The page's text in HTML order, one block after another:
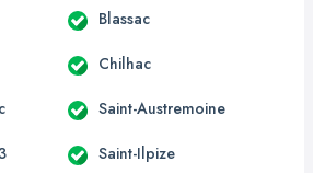
Blassac
Chilhac
Saint-Austremoine
Saint-Ilpize